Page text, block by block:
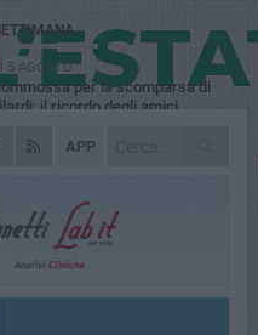
APP
5 AGOSTO
per la scomparsa di
il ricordo degli amici
muore a bordo di un
Marta Maria Pisani, ultima
sartoria molfettese
5 AGOSTO
nominato il nuovo Consiglio di